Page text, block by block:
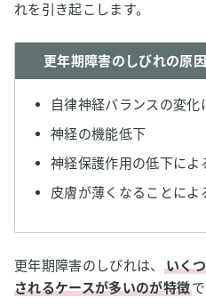
れを引き起こします。
更年期障害のしびれの原因
自律神経バランスの変
神経の機能低下
神経保護作用の低下によ
皮膚が薄くなることによ
更年期障害のしびれは、
いく
されるケースが多いのが特徴